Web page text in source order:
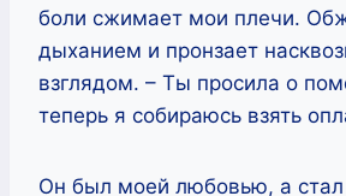
боли сжимает мои плечи.
дыханием и пронзает
взглядом. – Ты просила о
теперь я собираюсь взять
Он был моей любовью, а